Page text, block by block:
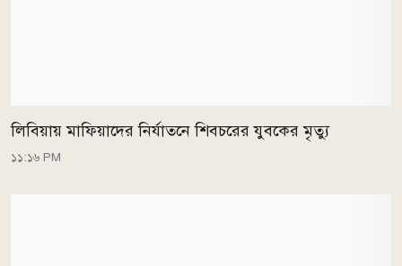
লিবিয়ায় মাফিয়াদের নির্যাতনে শিবচরের যুবকের মৃত্যু
১১:১৬ PM